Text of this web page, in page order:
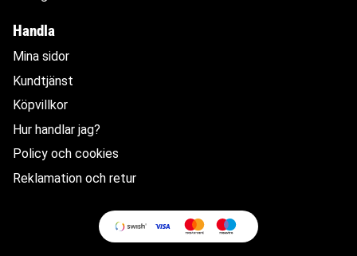
Handla
Mina sidor
Kundtjänst
Köpvillkor
Hur handlar jag?
Policy och cookies
Reklamation och retur